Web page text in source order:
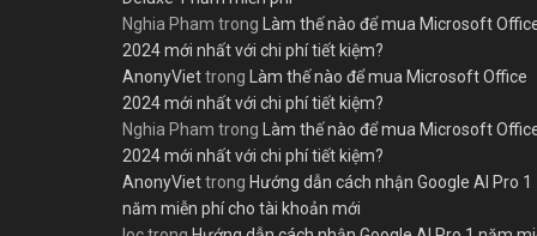
Nghia Pham trong Làm thế nào để mua Microsoft
2024 mới nhất với chi phí tiết kiệm?
AnonyViettrong Làm thế nào để mua Microsoft Office
2024 mới nhất với chi phí tiết kiệm?
Nghia Pham trong Làm thế nào để mua Microsoft
2024 mới nhất với chi phí tiết kiệm?
AnonyViettrong Hướng dẫn cách nhận Google AI Pro 1
năm miễn phí cho tài khoản mới